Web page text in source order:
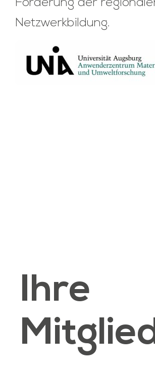
Förderung der
Netzwerkbildung.
Ihre